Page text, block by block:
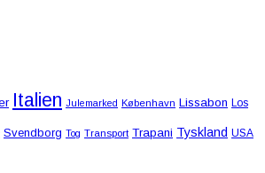
Italien Julemarked København Lissabon Los
Svendborg Tog Transport Trapani Tyskland USA